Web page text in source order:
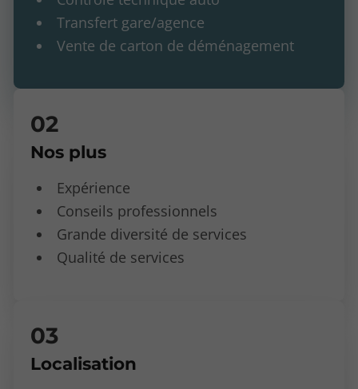
Transfert gare/agence
Vente de carton de déménagement
Nos plus
Expérience
Conseils professionnels
Grande diversité de services
Qualité de services
Localisation